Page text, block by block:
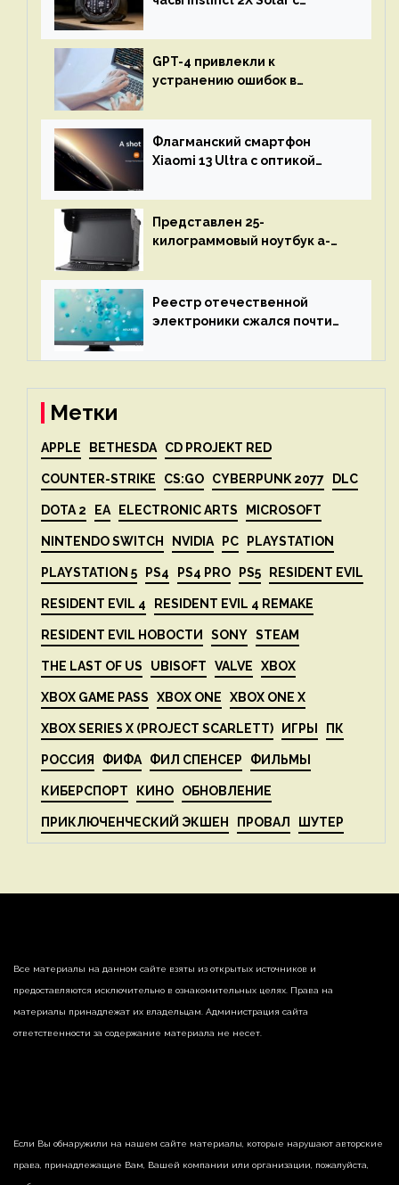
GPT-4 привлекли к
устранению ошибок в
остановится до полного
восстановления кода и
объяснит, что пошло не так
Флагманский смартфон
Xiaomi 13 Ultra с оптикой
представят 18 апреля
Представлен 25-
килограммовый ноутбук a-
до 3 Тбайт DDR5 и шесть
дисплеев
Реестр отечественной
электроники сжался почти
Метки
APPLE BETHESDA CD PROJEKT RED
COUNTER-STRIKE CS:GO CYBERPUNK 2077 DLC
DOTA 2 EA ELECTRONIC ARTS MICROSOFT
NINTENDO SWITCH NVIDIA PC PLAYSTATION
PLAYSTATION 5 PS4 PS4 PRO PS5 RESIDENT EVIL
RESIDENT EVIL 4 RESIDENT EVIL 4 REMAKE
RESIDENT EVIL НОВОСТИ SONY STEAM
THE LAST OF US UBISOFT VALVE XBOX
XBOX GAME PASS XBOX ONE XBOX ONE X
XBOX SERIES X (PROJECT SCARLETT) ИГРЫ ПК
РОССИЯ ФИФА ФИЛ СПЕНСЕР ФИЛЬМЫ
КИБЕРСПОРТ КИНО ОБНОВЛЕНИЕ
ПРИКЛЮЧЕНЧЕСКИЙ ЭКШЕН ПРОВАЛ ШУТЕР
Все материалы на данном сайте взяты из открытых источников и
предоставляются исключительно в ознакомительных целях. Права на
материалы принадлежат их владельцам. Администрация сайта
ответственности за содержание материала не несет.
Если Вы обнаружили на нашем сайте материалы, которые нарушают авторские
права, принадлежащие Вам, Вашей компании или организации, пожалуйста,